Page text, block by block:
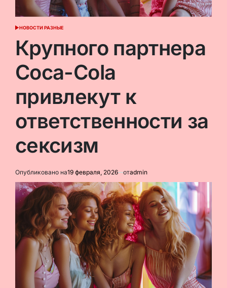
ОПУБЛИКОВАНО
НОВОСТИ РАЗНЫЕ
Крупного партнера
Coca-Cola
привлекут к
ответственности за
сексизм
Опубликовано на19 февраля, 2026 отadmin